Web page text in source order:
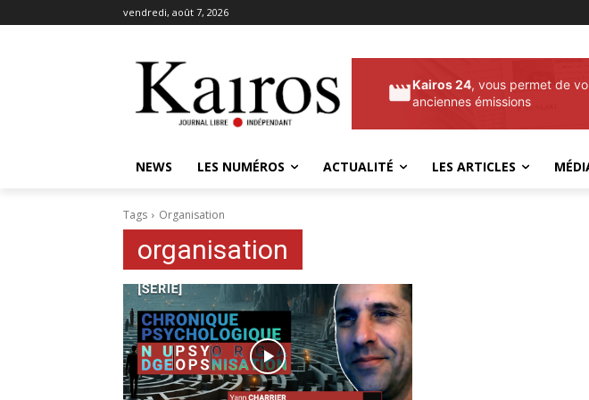
vendredi, août 7, 2026
Kairos 24, vous permet de
anciennes émissions
NEWS LES NUMÉROS ACTUALITÉ LES ARTICLES
Tags Organisation
organisation